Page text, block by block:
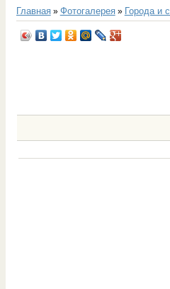
Главная» Фотогалерея» Города и